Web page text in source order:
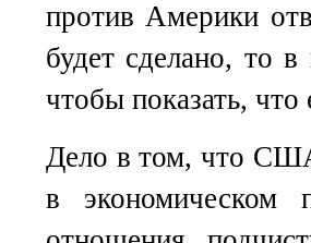
против Америки
будет сделано, то
чтобы показать, что
Дело в том, что
в экономическом